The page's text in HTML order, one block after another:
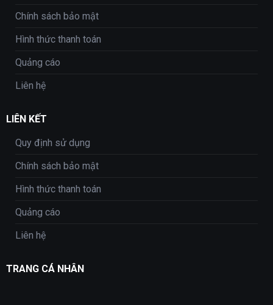
Chính sách bảo mật
Hình thức thanh toán
Quảng cáo
Liên hệ
LIÊN KẾT
Quy định sử dụng
Chính sách bảo mật
Hình thức thanh toán
Quảng cáo
Liên hệ
TRANG CÁ NHÂN